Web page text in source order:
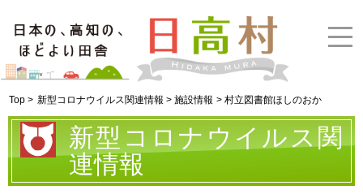
Top > 新型コロナウイルス関連情報 > 施設情報 > 村立図書館ほしのおか
新型コロナウイルス関
連情報